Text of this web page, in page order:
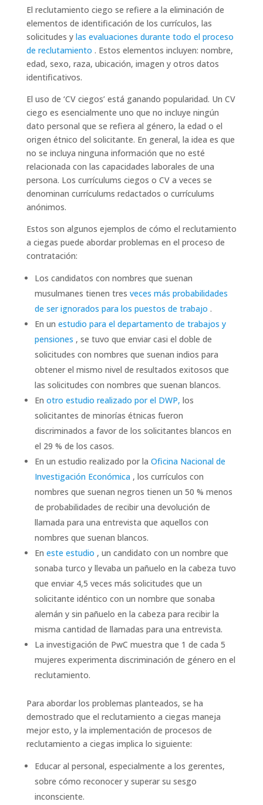
El reclutamiento ciego se refiere a la eliminación de
elementos de identificación de los currículos, las
solicitudes y las evaluaciones durante todo el proceso
de reclutamiento . Estos elementos incluyen: nombre,
edad, sexo, raza, ubicación, imagen y otros datos
identificativos.
El uso de ‘CV ciegos’ está ganando popularidad. Un CV
ciego es esencialmente uno que no incluye ningún
dato personal que se refiera al género, la edad o el
origen étnico del solicitante. En general, la idea es que
no se incluya ninguna información que no esté
relacionada con las capacidades laborales de una
persona. Los currículums ciegos o CV a veces se
denominan currículums redactados o currículums
anónimos.
Estos son algunos ejemplos de cómo el reclutamiento
a ciegas puede abordar problemas en el proceso de
contratación:
Los candidatos con nombres que suenan
musulmanes tienen tres veces más probabilidades
de ser ignorados para los puestos de trabajo .
En un estudio para el departamento de trabajos y
pensiones , se tuvo que enviar casi el doble de
solicitudes con nombres que suenan indios para
obtener el mismo nivel de resultados exitosos que
las solicitudes con nombres que suenan blancos.
En otro estudio realizado por el DWP, los
solicitantes de minorías étnicas fueron
discriminados a favor de los solicitantes blancos en
el 29 % de los casos.
En un estudio realizado por la Oficina Nacional de
Investigación Económica, los currículos con
nombres que suenan negros tienen un 50 % menos
de probabilidades de recibir una devolución de
llamada para una entrevista que aquellos con
nombres que suenan blancos.
En este estudio , un candidato con un nombre que
sonaba turco y llevaba un pañuelo en la cabeza tuvo
que enviar 4,5 veces más solicitudes que un
solicitante idéntico con un nombre que sonaba
alemán y sin pañuelo en la cabeza para recibir la
misma cantidad de llamadas para una entrevista.
La investigación de PwC muestra que 1 de cada 5
mujeres experimenta discriminación de género en el
reclutamiento.
Para abordar los problemas planteados, se ha
demostrado que el reclutamiento a ciegas maneja
mejor esto, y la implementación de procesos de
reclutamiento a ciegas implica lo siguiente:
Educar al personal, especialmente a los gerentes,
sobre cómo reconocer y superar su sesgo
inconsciente.